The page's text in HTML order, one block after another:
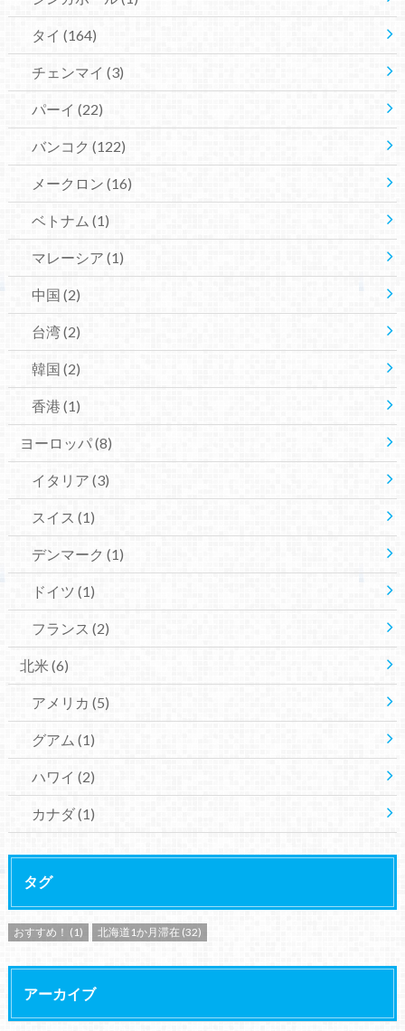
タイ (164)
チェンマイ (3)
パーイ (22)
バンコク (122)
メークロン (16)
ベトナム (1)
マレーシア (1)
中国 (2)
台湾(2)
韓国 (2)
香港 (1)
ヨーロッパ(8)
イタリア (3)
スイス (1)
デンマーク (1)
ドイツ (1)
フランス (2)
北米(6)
アメリカ (5)
グアム (1)
ハワイ (2)
カナダ(1)
タグ
おすすめ！ (1) 北海道1か月滞在 (32)
アーカイブ